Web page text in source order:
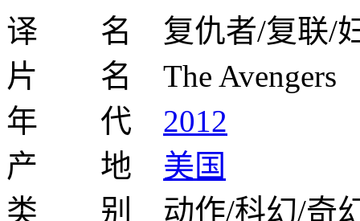
译 名 复仇者/复联/妇
片 名 The Avengers
年 代 2012
产 地 美国
类 别 动作/科幻/奇